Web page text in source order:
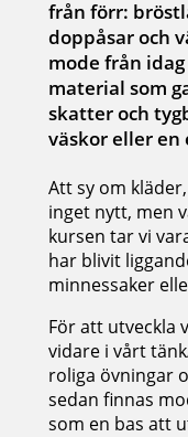
från förr:
doppåsar och
mode från
material som
skatter och
väskor eller en
Att sy om
inget nytt, men
kursen tar vi
har blivit
minnessaker
För att utveckla
vidare i vårt
roliga övningar
sedan finnas
som en bas att